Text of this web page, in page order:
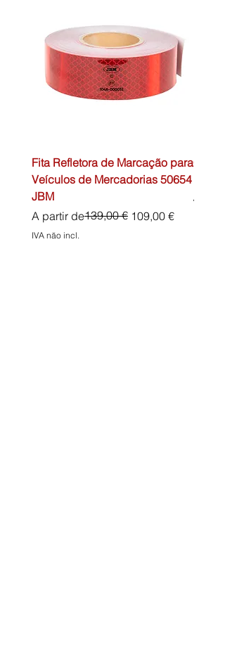
Fita Refletora de Marcação para
Veículos de Mercadorias 50654
JBM
A partir de
Preço normal139,00 € 109,00 €
Preço promocional
IVA não incl.
Preço
45,00 €